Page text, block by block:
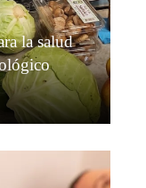
la salud